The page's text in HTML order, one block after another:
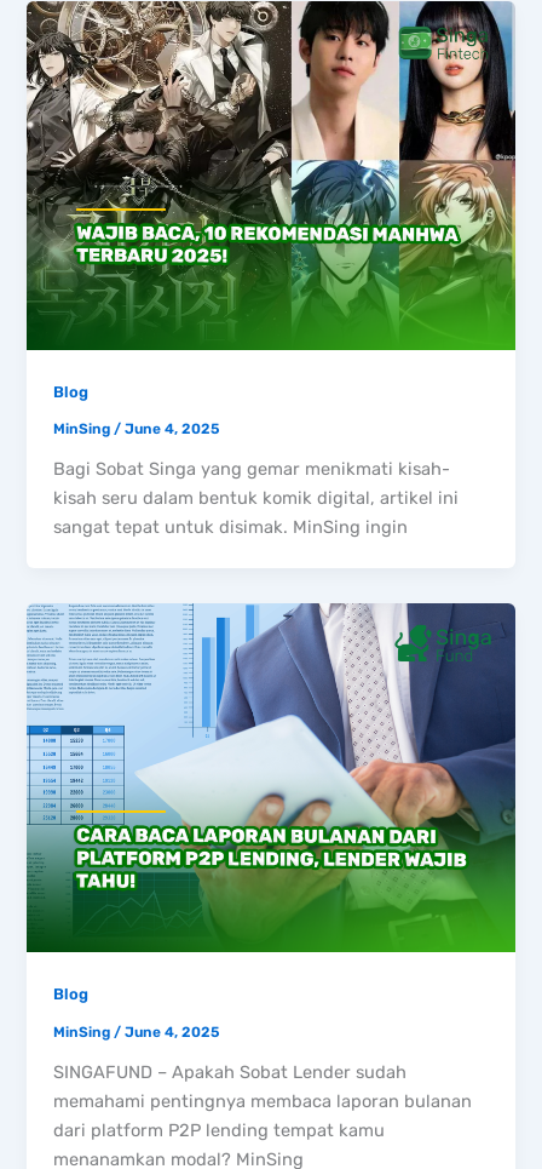
Blog
MinSing/June 4, 2025
Bagi Sobat Singa yang gemar menikmati kisah-
kisah seru dalam bentuk komik digital, artikel ini
sangat tepat untuk disimak. MinSing ingin
Blog
MinSing/June 4, 2025
SINGAFUND – Apakah Sobat Lender sudah
memahami pentingnya membaca laporan bulanan
dari platform P2P lending tempat kamu
menanamkan modal? MinSing